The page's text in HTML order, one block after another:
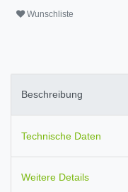
Wunschliste
Beschreibung
Technische Daten
Weitere Details